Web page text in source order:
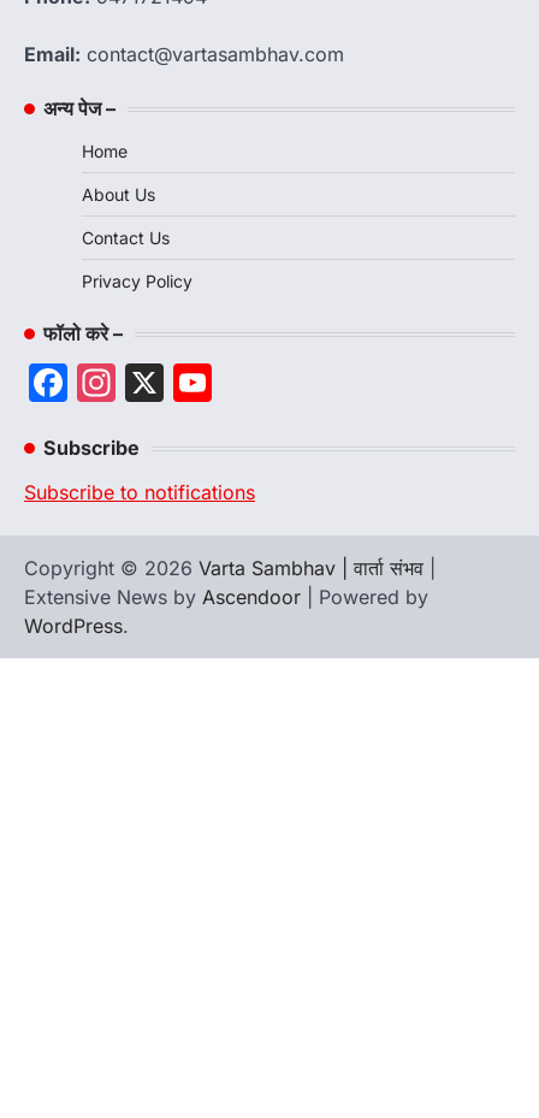
Email: contact@vartasambhav.com
अन्य पेज –
Home
About Us
Contact Us
Privacy Policy
फॉलो करे –
Facebook
Instagram
X
Subscribe
Subscribe to notifications
Copyright © 2026 Varta Sambhav | वार्ता संभव
Extensive News by Ascendoor | Powered by
WordPress.